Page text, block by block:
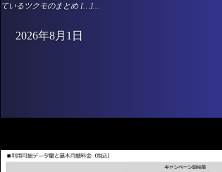
ているツクモのまとめ […]...
2026年8月1日